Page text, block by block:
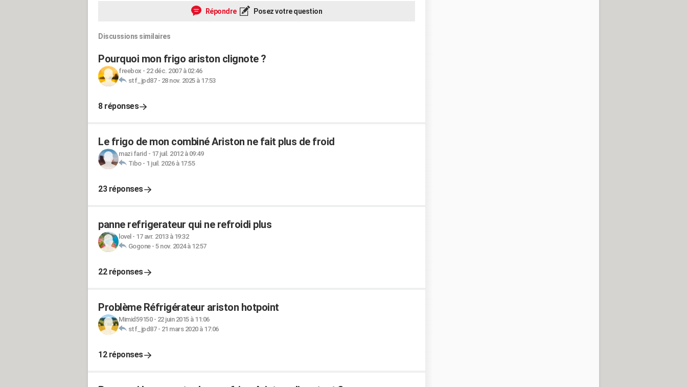
Répondre Posez votre question
Discussions similaires
Pourquoi mon frigo ariston clignote ?
freebox - 22 déc. 2007 à 02:46
stf_jpd87- 28 nov. 2025 à 17:53
8 réponses
Le frigo de mon combiné Ariston ne fait plus de froid
mazi farid - 17 juil. 2012 à 09:49
Tibo- 1 juil. 2026 à 17:55
23 réponses
panne refrigerateur qui ne refroidi plus
lovel - 17 avr. 2013 à 19:32
Gogone- 5 nov. 2024 à 12:57
22 réponses
Problème Réfrigérateur ariston hotpoint
Mimid59150- 22 juin 2015 à 11:06
stf_jpd87- 21 mars 2020 à 17:06
12 réponses